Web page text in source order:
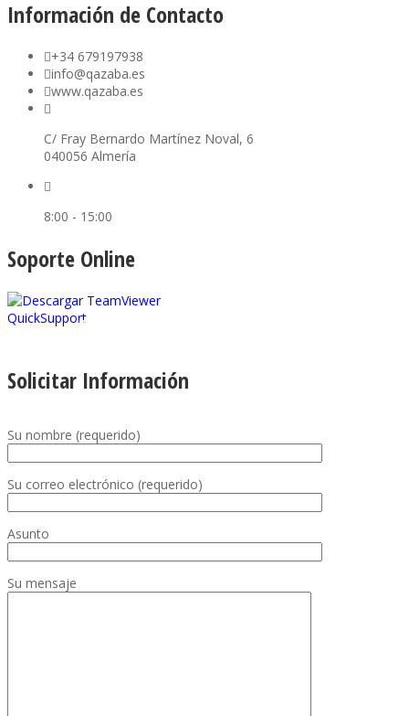
Información de Contacto
+34 679197938
info@qazaba.es
www.qazaba.es
C/ Fray Bernardo Martínez Noval, 6
040056 Almería
8:00 - 15:00
Soporte Online
Descargar TeamViewer
Solicitar Información
Su nombre (requerido)
Su correo electrónico (requerido)
Asunto
Su mensaje